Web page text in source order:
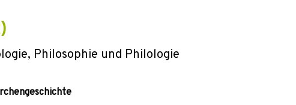
Philosophie und Philologie